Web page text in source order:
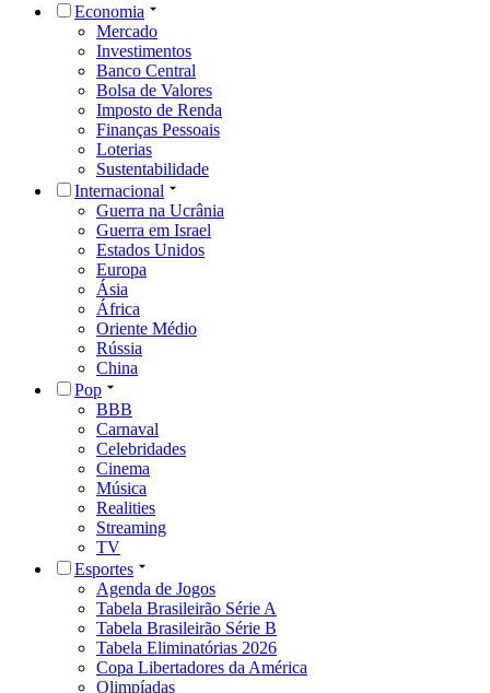
Economia
Mercado
Investimentos
Banco Central
Bolsa de Valores
Imposto de Renda
Finanças Pessoais
Loterias
Sustentabilidade
Internacional
Guerra na Ucrânia
Guerra em Israel
Estados Unidos
Europa
Ásia
África
Oriente Médio
Rússia
China
Pop
BBB
Carnaval
Celebridades
Cinema
Música
Realities
Streaming
TV
Esportes
Agenda de Jogos
Tabela Brasileirão Série A
Tabela Brasileirão Série B
Tabela Eliminatórias 2026
Copa Libertadores da América
Olimpíadas